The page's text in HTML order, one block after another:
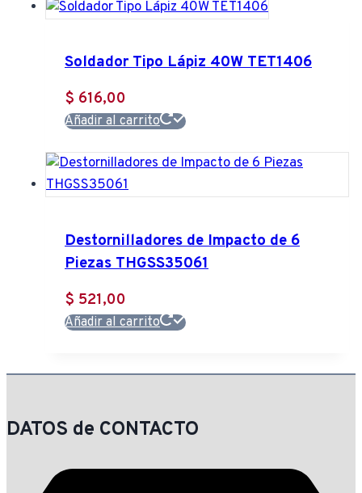
Soldador Tipo Lápiz 40W TET1406
$ 616,00
Añadir al carrito
Destornilladores de Impacto de 6
Piezas THGSS35061
$ 521,00
Añadir al carrito
DATOS de CONTACTO